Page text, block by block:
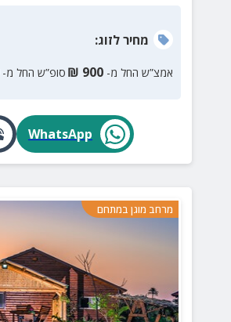
מחירלזוג:
אמצ”ש החל מ- 900
₪ סופ”ש החל מ-
WhatsApp
מרחב מוגן במתחם